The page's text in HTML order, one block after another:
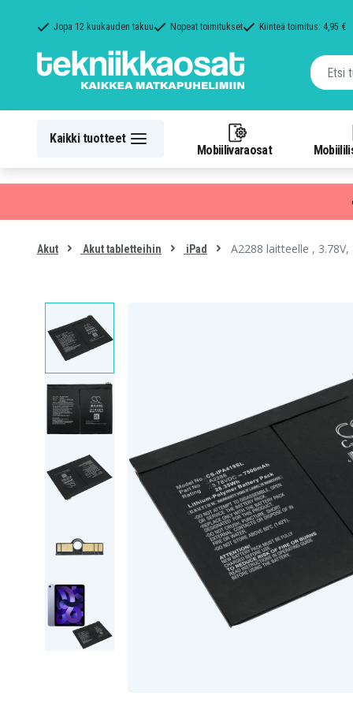
Jopa 12 kuukauden takuu Nopeat toimitukset Kiinteä toimitus: 4,95 €
Kaikki tuotteet
Mobiilivaraosat
Akut Akut tabletteihin iPad A2288 laitteelle , 3.78V,